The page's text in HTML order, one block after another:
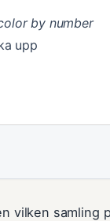
by number
upp
vilken samling